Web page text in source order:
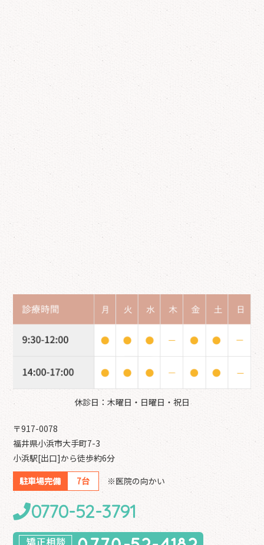
休診日：木曜日・日曜日・祝日
〒917-0078
福井県小浜市大手町7-3
小浜駅[出口]から徒歩約6分
駐車場完備
7台 ※医院の向かい
0770-52-3791